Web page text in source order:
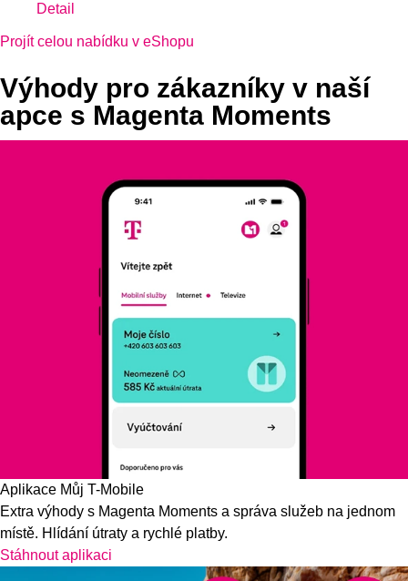
Detail
Projít celou nabídku v eShopu
Výhody pro zákazníky v naší
apce s Magenta Moments
Aplikace Můj T-Mobile
Extra výhody s Magenta Moments a správa služeb na jednom
místě. Hlídání útraty a rychlé platby.
Stáhnout aplikaci